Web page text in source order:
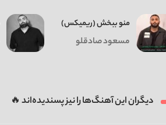
منو ببخش (ریمیکس)
مسعود صادقلو
دیگران این آهنگ‌ها را نیز پسندیده‌اند 🔥